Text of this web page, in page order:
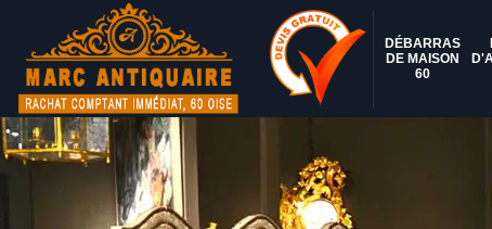
DÉBARRAS
DE MAISON
60